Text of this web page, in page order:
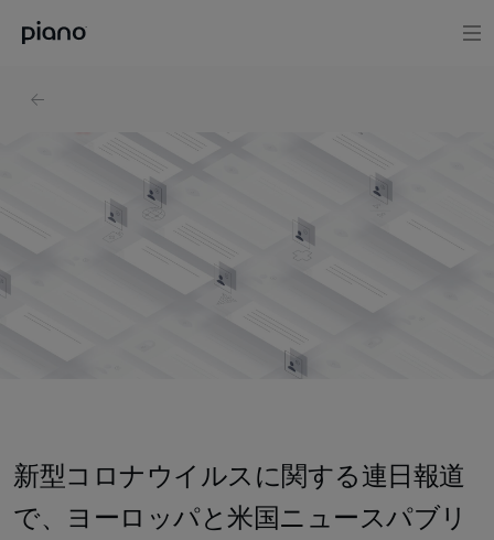
新型コロナウイルスに関する連日報道
で、ヨーロッパと米国ニュースパブリ